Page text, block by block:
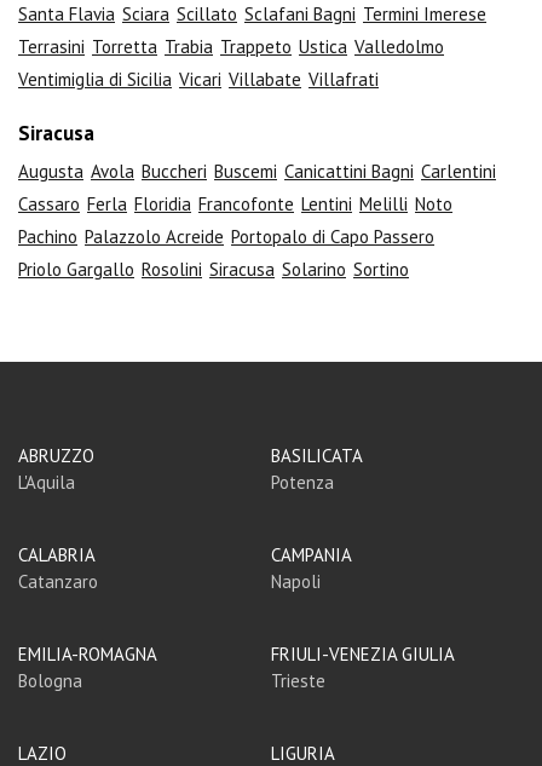
Santa Flavia Sciara Scillato Sclafani Bagni Termini Imerese
Terrasini Torretta Trabia Trappeto Ustica Valledolmo
Ventimiglia di Sicilia Vicari Villabate Villafrati
Siracusa
Augusta Avola Buccheri Buscemi Canicattini Bagni Carlentini
Cassaro Ferla Floridia Francofonte Lentini Melilli Noto
Pachino Palazzolo Acreide Portopalo di Capo Passero
Priolo Gargallo Rosolini Siracusa Solarino Sortino
ABRUZZO
L'Aquila
BASILICATA
Potenza
CALABRIA
Catanzaro
CAMPANIA
Napoli
EMILIA-ROMAGNA
Bologna
FRIULI-VENEZIA GIULIA
Trieste
LAZIO
LIGURIA